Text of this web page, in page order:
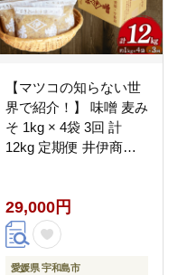
【マツコの知らない世
界で紹介！】 味噌 麦み
そ 1kg × 4袋 3回 計
12kg 定期便 井伊商店
そ 麦味噌 食品 miso お
味噌 おみそ 発酵 発酵
食品 加工食品 発酵調味
料 調味料 麦 麹 こうじ
29,000円
愛媛県 宇和島市